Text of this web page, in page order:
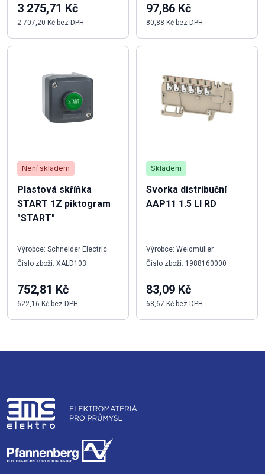
3 275,71 Kč
2 707,20 Kč bez DPH
Není skladem
Plastová skříňka
START 1Z piktogram
"START"
Výrobce: Schneider Electric
Číslo zboží: XALD103
752,81 Kč
622,16 Kč bez DPH
97,86 Kč
80,88 Kč bez DPH
Skladem
Svorka distribuční
AAP11 1.5 LI RD
Výrobce: Weidmüller
Číslo zboží: 1988160000
83,09 Kč
68,67 Kč bez DPH